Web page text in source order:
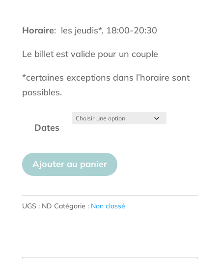
Horaire: les jeudis*, 18:00-20:30
Le billet est valide pour un couple
*certaines exceptions dans l’horaire sont
possibles.
Dates
quantité
de
prénataux
Ajouter au panier
UGS : ND Catégorie : Non classé